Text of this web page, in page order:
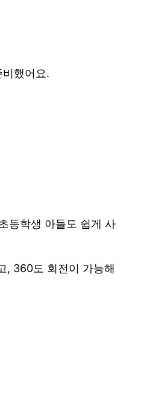
했어요.
등학생 아들도 쉽게 사
, 360도 회전이 가능해